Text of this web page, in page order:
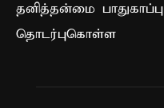
தனித்தன்மை பாதுகாப்பு
தொடர்புகொள்ள